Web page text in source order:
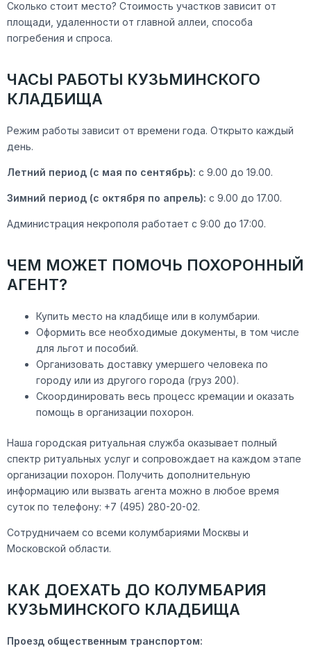
Сколько стоит место? Стоимость участков зависит от
площади, удаленности от главной аллеи, способа
погребения и спроса.
ЧАСЫ РАБОТЫ КУЗЬМИНСКОГО
КЛАДБИЩА
Режим работы зависит от времени года. Открыто каждый
день.
Летний период (с мая по сентябрь): с 9.00 до 19.00.
Зимний период (с октября по апрель): с 9.00 до 17.00.
Администрация некрополя работает с 9:00 до 17:00.
ЧЕМ МОЖЕТ ПОМОЧЬ ПОХОРОННЫЙ
АГЕНТ?
Купить место на кладбище или в колумбарии.
Оформить все необходимые документы, в том числе
для льгот и пособий.
Организовать доставку умершего человека по
городу или из другого города (груз 200).
Скоординировать весь процесс кремации и оказать
помощь в организации похорон.
Наша городская ритуальная служба оказывает полный
спектр ритуальных услуг и сопровождает на каждом этапе
организации похорон. Получить дополнительную
информацию или вызвать агента можно в любое время
суток по телефону: +7 (495) 280-20-02.
Сотрудничаем со всеми колумбариями Москвы и
Московской области.
КАК ДОЕХАТЬ ДО КОЛУМБАРИЯ
КУЗЬМИНСКОГО КЛАДБИЩА
Проезд общественным транспортом: